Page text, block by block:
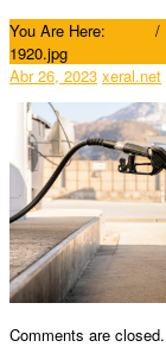
You Are Here: /
1920.jpg
Abr 26, 2023 xeral.net
Comments are closed.